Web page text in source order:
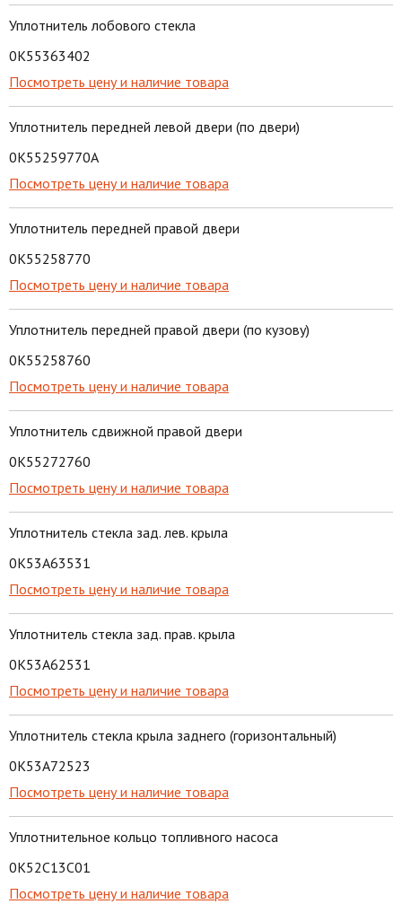
Уплотнитель лобового стекла
0K55363402
Посмотреть цену и наличие товара
Уплотнитель передней левой двери (по двери)
0K55259770A
Посмотреть цену и наличие товара
Уплотнитель передней правой двери
0K55258770
Посмотреть цену и наличие товара
Уплотнитель передней правой двери (по кузову)
0K55258760
Посмотреть цену и наличие товара
Уплотнитель сдвижной правой двери
0K55272760
Посмотреть цену и наличие товара
Уплотнитель стекла зад. лев. крыла
0K53A63531
Посмотреть цену и наличие товара
Уплотнитель стекла зад. прав. крыла
0K53A62531
Посмотреть цену и наличие товара
Уплотнитель стекла крыла заднего (горизонтальный)
0K53A72523
Посмотреть цену и наличие товара
Уплотнительное кольцо топливного насоса
0K52C13C01
Посмотреть цену и наличие товара